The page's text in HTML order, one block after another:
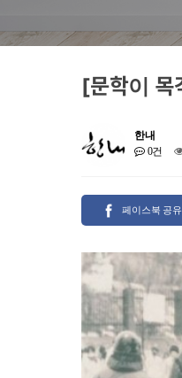
[문학이 목
한내
0건
페이스북 공유